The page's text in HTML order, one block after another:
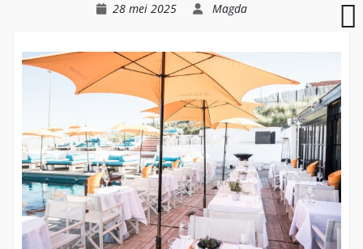
28 mei 2025 Magda